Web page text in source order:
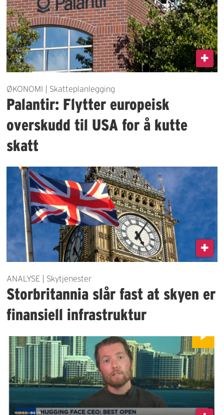
ØKONOMI | Skatteplanlegging
Palantir: Flytter europeisk
overskudd til USA for å kutte
skatt
ANALYSE | Skytjenester
Storbritannia slår fast at skyen er
finansiell infrastruktur